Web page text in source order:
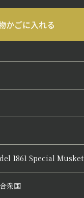
1861 Special Musket
衆国